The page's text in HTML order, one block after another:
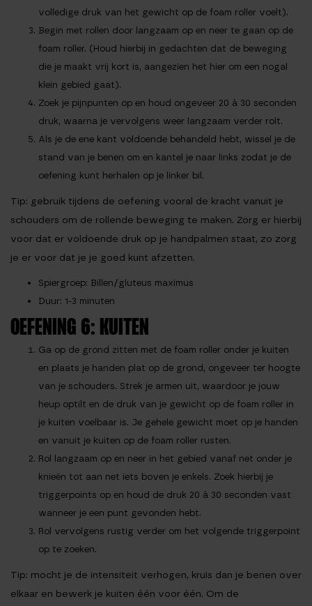
volledige druk van het gewicht op de foam roller voelt).
Begin met rollen door langzaam op en neer te gaan op de
foam roller. (Houd hierbij in gedachten dat de beweging
die je maakt vrij kort is, aangezien het hier om een nogal
klein gebied gaat).
Zoek je pijnpunten op en houd ongeveer 20 à 30 seconden
druk, waarna je vervolgens weer langzaam verder rolt.
Als je de ene kant voldoende behandeld hebt, wissel je de
stand van je benen om en kantel je naar links zodat je de
oefening kunt herhalen op je linker bil.
Tip: gebruik tijdens de oefening vooral de kracht vanuit je
schouders om de rollende beweging te maken. Zorg er hierbij
voor dat er voldoende druk op je handpalmen staat, zo zorg
je er voor dat je je goed kunt afzetten.
Spiergroep: Billen/gluteus maximus
Duur: 1-3 minuten
OEFENING 6: KUITEN
Ga op de grond zitten met de foam roller onder je kuiten
en plaats je handen plat op de grond, ongeveer ter hoogte
van je schouders. Strek je armen uit, waardoor je jouw
heup optilt en de druk van je gewicht op de foam roller in
je kuiten voelbaar is. Je gehele gewicht moet op je handen
en vanuit je kuiten op de foam roller rusten.
Rol langzaam op en neer in het gebied vanaf net onder je
knieën tot aan net iets boven je enkels. Zoek hierbij je
triggerpoints op en houd de druk 20 à 30 seconden vast
wanneer je een punt gevonden hebt.
Rol vervolgens rustig verder om het volgende triggerpoint
op te zoeken.
Tip: mocht je de intensiteit verhogen, kruis dan je benen over
elkaar en bewerk je kuiten één voor één. Om de